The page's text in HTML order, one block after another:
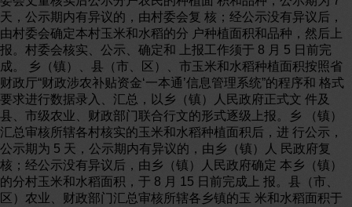
天，公示期内有异议的，由村委会复 核；经公示没有异议后，
由村委会确定本村玉米和水稻的分 户种植面积和品种，然后上
报。村委会核实、公示、确定和 上报工作须于 8 月 5 日前完
成。 乡（镇）、县（市、区）、市玉米和水稻种植面积按照省
财政厅“财政涉农补贴资金‘一本通’信息管理系统”的程序和 格式
要求进行数据录入、汇总，以乡（镇）人民政府正式文 件及
县、市级农业、财政部门联合行文的形式逐级上报。乡 （镇）
汇总审核所辖各村核实的玉米和水稻种植面积后，进 行公示，
公示期为 5 天，公示期内有异议的，由乡（镇）人 民政府复
核；经公示没有异议后，由乡（镇）人民政府确定 本乡（镇）
的分村玉米和水稻面积，于 8 月 15 日前完成上 报。县（市、
区）农业、财政部门汇总审核所辖各乡镇的玉 米和水稻面积于